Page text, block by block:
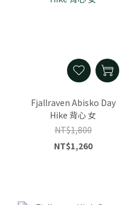
Fjallraven Abisko Day
Hike 背心 女
NT$1,800
NT$1,260